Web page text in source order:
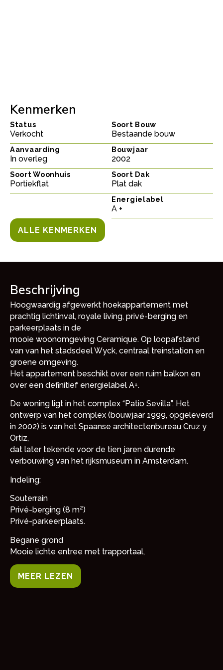
Kenmerken
Status
Verkocht
Aanvaarding
In overleg
Soort Woonhuis
Portiekflat
Soort Bouw
Bestaande bouw
Bouwjaar
2002
Soort Dak
Plat dak
Energielabel
A +
ALLE KENMERKEN
Beschrijving
Hoogwaardig afgewerkt hoekappartement met
prachtig lichtinval, royale living, privé-berging en
parkeerplaats in de
mooie woonomgeving Ceramique. Op loopafstand
van van het stadsdeel Wyck, centraal treinstation en
groene omgeving.
Het appartement beschikt over een ruim balkon en
over een definitief energielabel A+.
De woning ligt in het complex “Patio Sevilla”. Het
ontwerp van het complex (bouwjaar 1999, opgeleverd
in 2002) is van het Spaanse architectenbureau Cruz y
Ortiz,
dat later tekende voor de tien jaren durende
verbouwing van het rijksmuseum in Amsterdam.
Indeling:
Souterrain
Privé-berging (8 m²)
Privé-parkeerplaats.
Begane grond
Mooie lichte entree met trapportaal,
MEER LEZEN